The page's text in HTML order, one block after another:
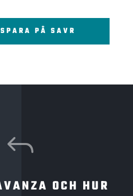
PÅ SAVR
J
OCH HUR